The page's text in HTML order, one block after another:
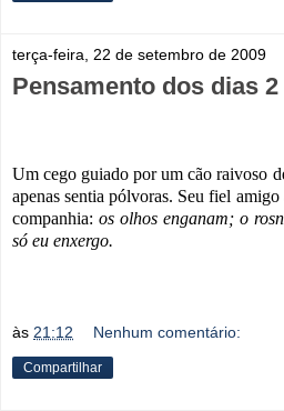
terça-feira, 22 de setembro de 2009
Pensamento dos dias 2
Um cego guiado por um cão raivoso
apenas sentia pólvoras. Seu fiel
companhia: os olhos enganam; o
só eu enxergo.
às 21:12 Nenhum comentário:
Compartilhar